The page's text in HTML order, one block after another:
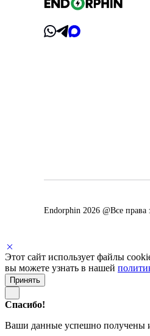
Endorphin 2026 @Все
Этот сайт использует файлы
вы можете узнать в нашей
Принять
Спасибо!
Ваши данные успешно получены